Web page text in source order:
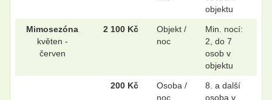
objektu
Mimosezóna
květen -
červen
2 100 Kč
Objekt /
noc
Min. nocí:
2, do 7
osob v
objektu
200 Kč
Osoba /
noc
8. a další
osoba v